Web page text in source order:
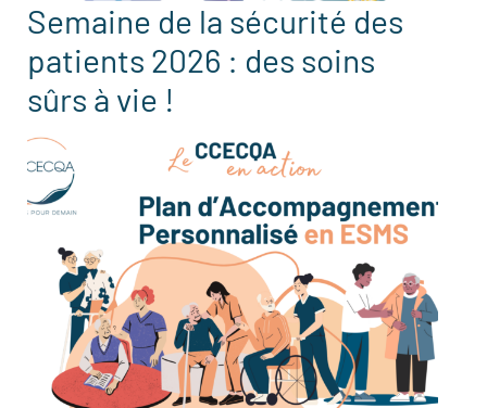
Semaine de la sécurité des
patients 2026 : des soins
sûrs à vie !